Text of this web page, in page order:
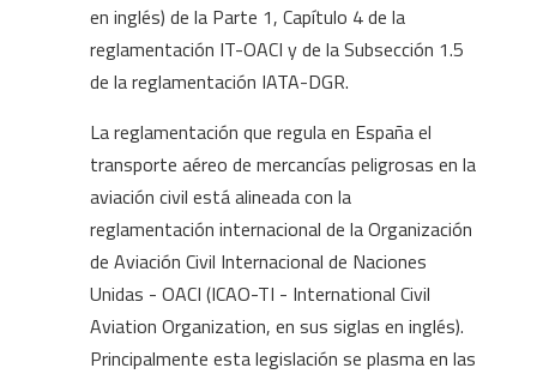
en inglés) de la Parte 1, Capítulo 4 de la
reglamentación IT-OACI y de la Subsección 1.5
de la reglamentación IATA-DGR.
La reglamentación que regula en España el
transporte aéreo de mercancías peligrosas en la
aviación civil está alineada con la
reglamentación internacional de la Organización
de Aviación Civil Internacional de Naciones
Unidas - OACI (ICAO-TI - International Civil
Aviation Organization, en sus siglas en inglés).
Principalmente esta legislación se plasma en las